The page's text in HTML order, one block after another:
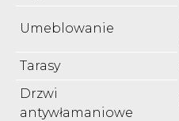
Umeblowanie
Tarasy
Drzwi
antywłamaniowe